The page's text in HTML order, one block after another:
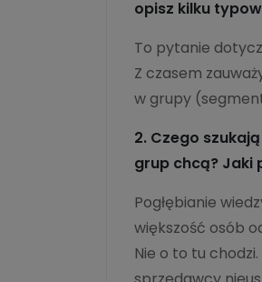
opisz kilku
To pytanie
Z czasem
w grupy
2. Czego
grup chcą? Jaki
Pogłębianie
większość osób
Nie o to tu